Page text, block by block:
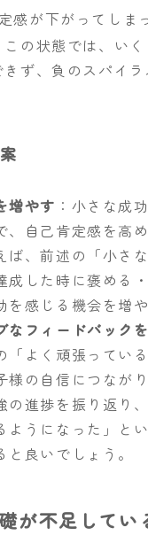
感が下がってしま
の状態では、い
ず、負のスパイ
増やす ：小さな成
、自己肯定感を高
ば、前述の「小さ
成した時に褒める
を感じる機会を増や
なフィードバック
「よく頑張ってい
様の自信につながり
の進捗を振り返り
ようになった」と
と良いでしょう。
が不足してい